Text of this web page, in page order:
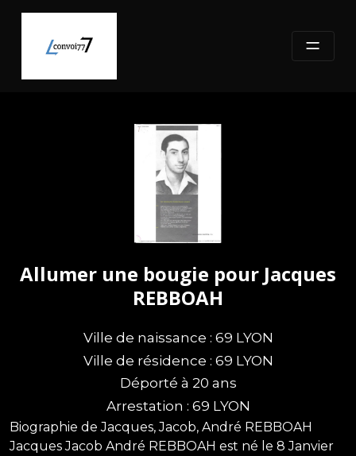
content
Allumer une bougie pour Jacques
REBBOAH
Ville de naissance : 69 LYON
Ville de résidence : 69 LYON
Déporté à 20 ans
Arrestation : 69 LYON
Biographie de Jacques, Jacob, André REBBOAH
Jacques Jacob André REBBOAH est né le 8 Janvier